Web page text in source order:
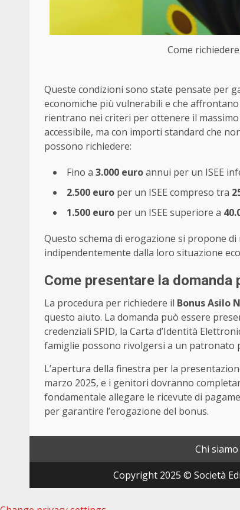
Come
Queste condizioni sono state pensate per
economiche più vulnerabili e che
rientrano nei criteri per ottenere il
accessibile, ma con importi standard che
possono richiedere:
Fino a 3.000 euroannui per un ISEE
2.500 euro per un ISEE compreso tra
1.500 euro per un ISEE superiore a
Questo schema di erogazione si propone
indipendentemente dalla loro situazione
Come presentare la
La procedura per richiedere il Bonus Asilo
questo aiuto. La domanda può essere
credenziali SPID, la Carta d’Identità
famiglie possono rivolgersi a un patronato
L’apertura della finestra per la
marzo 2025, e i genitori dovranno
fondamentale allegare le ricevute di
per garantire l’erogazione del bonus.
Chi siamo
Copyright 2025 © Società